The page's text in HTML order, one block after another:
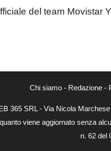
del team Movistar
Chi siamo- Redazione-
365 SRL - Via Nicola
viene aggiornato senza
n. 62 del